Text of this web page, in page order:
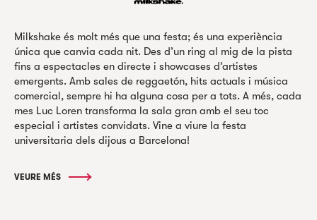
Milkshake és molt més que una festa; és una experiència
única que canvia cada nit. Des d’un ring al mig de la pista
fins a espectacles en directe i showcases d’artistes
emergents. Amb sales de reggaetón, hits actuals i música
comercial, sempre hi ha alguna cosa per a tots. A més, cada
mes Luc Loren transforma la sala gran amb el seu toc
especial i artistes convidats. Vine a viure la festa
universitaria dels dijous a Barcelona!
VEURE MÉS